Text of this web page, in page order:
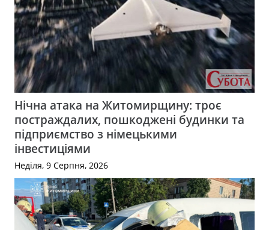
Нічна атака на Житомирщину: троє
постраждалих, пошкоджені будинки та
підприємство з німецькими
інвестиціями
Неділя, 9 Серпня, 2026